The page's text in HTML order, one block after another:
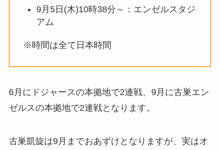
9月5日(木)10時38分～：エンゼルスタジ
アム
※時間は全て日本時間
6月にドジャースの本拠地で2連戦、9月に古巣エン
ゼルスの本拠地で2連戦となります。
古巣凱旋は9月までおあずけとなりますが、実はオ